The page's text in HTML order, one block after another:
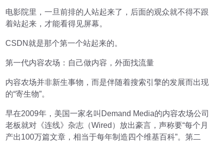
电影院里，一旦前排的人站起来了，后面的观众就不得不跟
着站起来，才能看得见屏幕。
CSDN就是那个第一个站起来的。
第一代内容农场：自己做内容，外面找流量
内容农场并非新生事物，而是伴随着搜索引擎的发展而出现
的“寄生物”。
早在2009年，美国一家名叫Demand Media的内容农场公司
老板就对《连线》杂志（Wired）放出豪言，声称要“每个月
产出100万篇文章，相当于每年制造四个维基百科”。第二